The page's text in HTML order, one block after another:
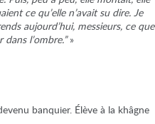
ce qu’elle n’avait su dire. Je
aujourd’hui, messieurs, ce que
l’ombre.”»
banquier. Élève à la khâgne